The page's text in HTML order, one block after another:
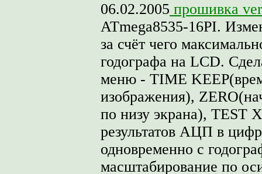
06.02.2005 прошивка
ATmega8535-16PI.
за счёт чего
годографа на LCD.
меню - TIME
изображения),
по низу экрана), TEST
результатов АЦП в
одновременно с
масштабирование по